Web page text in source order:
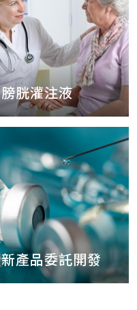
膀胱灌注液
新產品委託開發